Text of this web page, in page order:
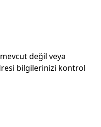
değil veya
bilgilerinizi kontrol